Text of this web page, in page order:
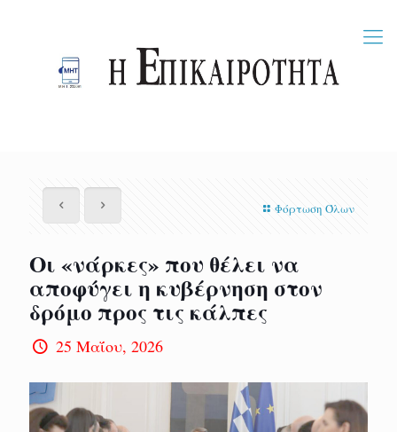
Φόρτωση Όλων
Οι «νάρκες» που θέλει να
αποφύγει η κυβέρνηση στον
δρόμο προς τις κάλπες
25 Μαΐου, 2026